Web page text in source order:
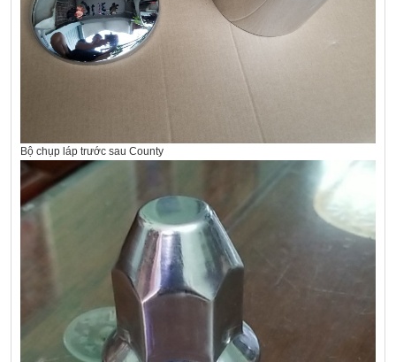
Bộ chụp láp trước sau County